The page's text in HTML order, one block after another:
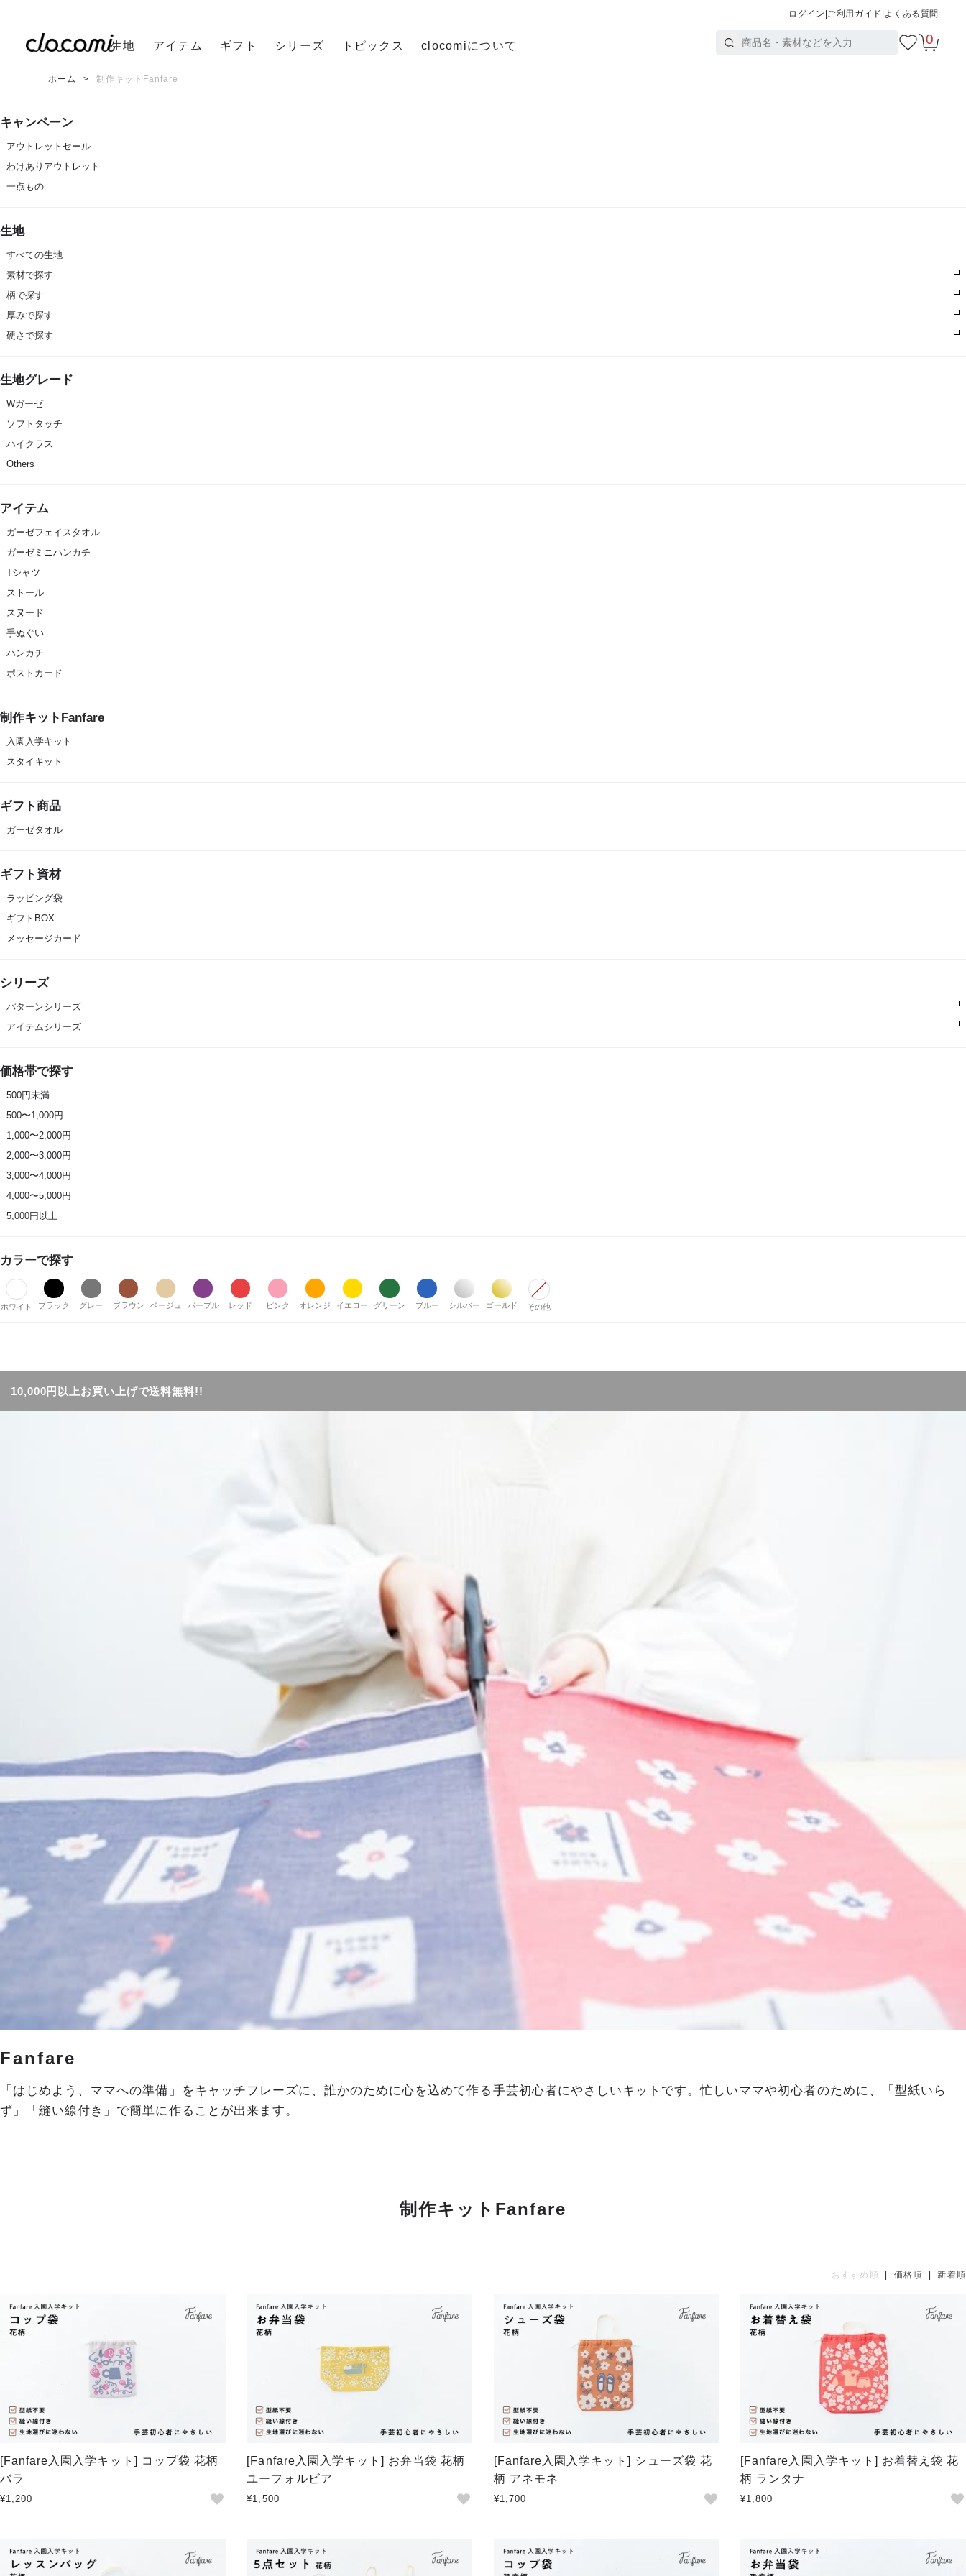
ログイン ご利用ガイド よくある質問
生地 アイテム ギフト シリーズ トピックス clocomiについて 0
ホーム 制作キットFanfare
キャンペーン
アウトレットセール
わけありアウトレット
一点もの
生地
すべての生地
素材で探す
柄で探す
厚みで探す
硬さで探す
生地グレード
Wガーゼ
ソフトタッチ
ハイクラス
Others
アイテム
ガーゼフェイスタオル
ガーゼミニハンカチ
Tシャツ
ストール
スヌード
手ぬぐい
ハンカチ
ポストカード
制作キットFanfare
入園入学キット
スタイキット
ギフト商品
ガーゼタオル
ギフト資材
ラッピング袋
ギフトBOX
メッセージカード
シリーズ
パターンシリーズ
アイテムシリーズ
価格帯で探す
500円未満
500〜1,000円
1,000〜2,000円
2,000〜3,000円
3,000〜4,000円
4,000〜5,000円
5,000円以上
カラーで探す
ホワイト ブラック グレー ブラウン ベージュ パープル レッド ピンク オレンジ イエロー グリーン ブルー シルバー ゴールド その他
10,000円以上お買い上げで送料無料!!
Fanfare
「はじめよう、ママへの準備」をキャッチフレーズに、誰かのために心を込めて作る手芸初心者にやさしいキットです。忙しいママや初心者のために、「型紙いら
ず」「縫い線付き」で簡単に作ることが出来ます。
制作キットFanfare
おすすめ順 | 価格順 | 新着順
[Fanfare入園入学キット] コップ袋 花柄
バラ
¥1,200
[Fanfare入園入学キット] お弁当袋 花柄
ユーフォルビア
¥1,500
[Fanfare入園入学キット] シューズ袋 花
柄 アネモネ
¥1,700
[Fanfare入園入学キット] お着替え袋 花
柄 ランタナ
¥1,800